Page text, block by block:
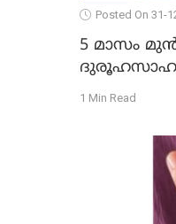
Posted On 31-
5 മാസം
കണ്ടെത്തിയ
1 Min Read